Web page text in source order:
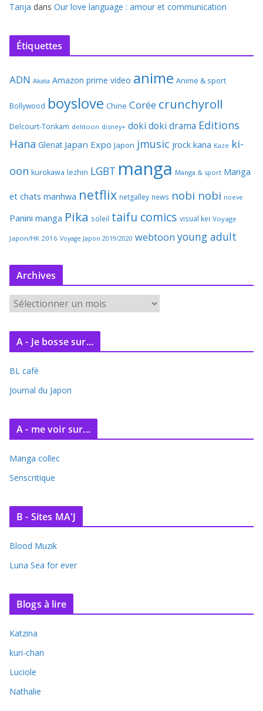
Tanja dans Our love language : amour et communication
Étiquettes
ADN Akata Amazon prime video anime Anime & sport
Bollywood boyslove Chine Corée crunchyroll
Delcourt-Tonkam delitoon disney+ doki doki drama Editions
Hana Glenat Japan Expo Japon jmusic jrock kana Kaze ki-
oon kurokawa lezhin LGBT manga Manga & sport Manga
et chats manhwa netflix netgalley news nobi nobi noeve
Panini manga Pika soleil taifu comics visual kei Voyage
Japon/HK 2016 Voyage Japon 2019/2020 webtoon young adult
Archives
r
c
v
e
A - Je bosse sur...
BL café
Journal du Japon
A - me voir sur...
Manga collec
Senscritique
B - Sites MA'J
Blood Muzik
Luna Sea for ever
Blogs à lire
Katzina
kuri-chan
Luciole
Nathalie